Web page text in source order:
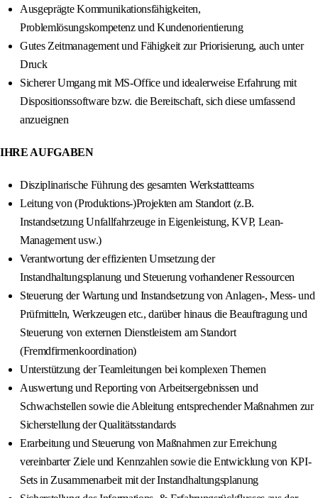
Ausgeprägte Kommunikationsfähigkeiten,
Problemlösungskompetenz und Kundenorientierung
Gutes Zeitmanagement und Fähigkeit zur Priorisierung, auch unter
Druck
Sicherer Umgang mit MS-Office und idealerweise Erfahrung mit
Dispositionssoftware bzw. die Bereitschaft, sich diese umfassend
anzueignen
IHRE AUFGABEN
Disziplinarische Führung des gesamten Werkstattteams
Leitung von (Produktions-)Projekten am Standort (z.B.
Instandsetzung Unfallfahrzeuge in Eigenleistung, KVP, Lean-
Management usw.)
Verantwortung der effizienten Umsetzung der
Instandhaltungsplanung und Steuerung vorhandener Ressourcen
Steuerung der Wartung und Instandsetzung von Anlagen-, Mess- und
Prüfmitteln, Werkzeugen etc., darüber hinaus die Beauftragung und
Steuerung von externen Dienstleistern am Standort
(Fremdfirmenkoordination)
Unterstützung der Teamleitungen bei komplexen Themen
Auswertung und Reporting von Arbeitsergebnissen und
Schwachstellen sowie die Ableitung entsprechender Maßnahmen zur
Sicherstellung der Qualitätsstandards
Erarbeitung und Steuerung von Maßnahmen zur Erreichung
vereinbarter Ziele und Kennzahlen sowie die Entwicklung von KPI-
Sets in Zusammenarbeit mit der Instandhaltungsplanung